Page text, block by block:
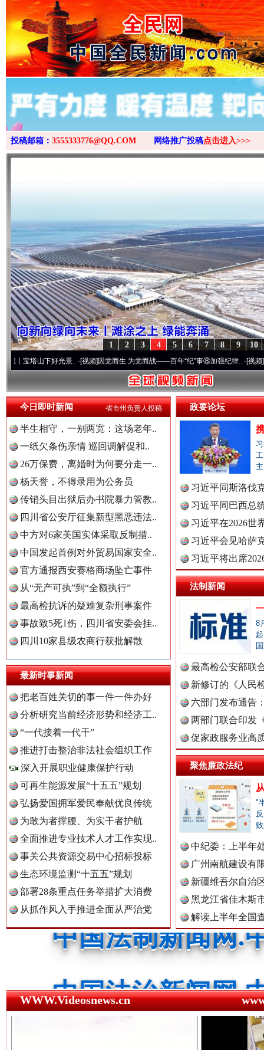
>
投稿邮箱： 3555333776@QQ.COM 网络推广投稿点击进入>>>
10
9
8
7
6
5
4
3
2
1
好光景..·[视频]因党而生 为党而战——百年“纪”事⑧加强纪律..·[视频]牢记初心使
今日即时新闻
半生相守，一别两宽：这场老年..
一纸欠条伤亲情 巡回调解促和..
26万保费，离婚时为何要分走一..
杨天誉，不得录用为公务员
传销头目出狱后办书院暴力管教..
四川省公安厅征集新型黑恶违法..
中方对6家美国实体采取反制措..
中国发起首例对外贸易国家安全..
官方通报西安赛格商场坠亡事件
从“无产可执”到“全额执行”
最高检抗诉的疑难复杂刑事案件
事故致5死1伤，四川省安委会挂..
四川10家县级农商行获批解散
最新时事新闻
把老百姓关切的事一件一件办好
分析研究当前经济形势和经济工..
“一代接着一代干”
推进打击整治非法社会组织工作
深入开展职业健康保护行动
可再生能源发展“十五五”规划
弘扬爱国拥军爱民奉献优良传统
为敢为者撑腰、为实干者护航
全面推进专业技术人才工作实现..
事关公共资源交易中心招标投标
生态环境监测“十五五”规划
部署28条重点任务举措扩大消费
从抓作风入手推进全面从严治党
省市州负责人投稿 政要论坛
习近平同斯洛伐
习近平同巴西总
习近平在2026世
理高级..
习近平会见哈萨
习近平将出席
球治理..
法制新闻
8
最高检公安部联
周岁未..
新修订的《人民
布
六部门发布通告
两部门联合印发
定》
促家政服务业高
聚焦廉政法纪
"
中纪委：上半年
广州南航建设有
新疆维吾尔自治
黑龙江省佳木斯
解读上半年全国
数据
中国全民新闻网.
中国公众新闻网.
中国公民新闻网.
中国公共新闻网.
中国法制新闻网.
中国法治新闻网.
中国法院新闻网.
WWW.Videosnews.cn
“后车司机肯定在骂我” 全民健
永
红船起航处 潮起向未来 广州首
三年瞒报超千万 隐匿收入偷税被查处..
祁连巍巍树丰碑 高回